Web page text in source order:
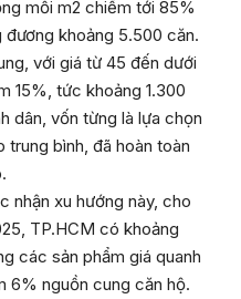
mỗi m2 chiếm tới 85%
đương khoảng 5.500 căn.
với giá từ 45 đến dưới
15%, tức khoảng 1.300
dân, vốn từng là lựa chọn
bình, đã hoàn toàn
nhận xu hướng này, cho
TP.HCM có khoảng
các sản phẩm giá quanh
6% nguồn cung căn hộ.